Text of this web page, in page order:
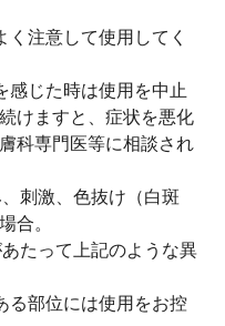
注意して使用してく
感じた時は使用を中止
けますと、症状を悪化
科専門医等に相談され
刺激、色抜け（白斑
合。
たって上記のような異
る部位には使用をお控